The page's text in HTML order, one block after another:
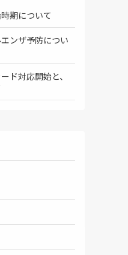
期について
ンザ予防につい
ド対応開始と、